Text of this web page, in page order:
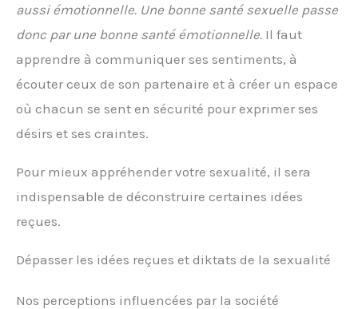
aussi émotionnelle. Une bonne santé sexuelle passe
donc par une bonne santé émotionnelle. Il faut
apprendre à communiquer ses sentiments, à
écouter ceux de son partenaire et à créer un espace
où chacun se sent en sécurité pour exprimer ses
désirs et ses craintes.
Pour mieux appréhender votre sexualité, il sera
indispensable de déconstruire certaines idées
reçues.
Dépasser les idées reçues et diktats de la sexualité
Nos perceptions influencées par la société